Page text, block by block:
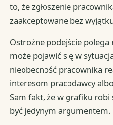
to, że zgłoszenie
zaakceptowane bez
Ostrożne podejście polega
może pojawić się w
nieobecność pracownika
interesom pracodawcy
Sam fakt, że w grafiku robi
być jedynym argumentem.